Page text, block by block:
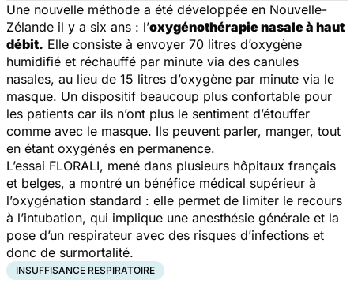
Une nouvelle méthode a été développée en Nouvelle-
Zélande il y a six ans : l’oxygénothérapie nasale à haut
débit. Elle consiste à envoyer 70 litres d’oxygène
humidifié et réchauffé par minute via des canules
nasales, au lieu de 15 litres d’oxygène par minute via le
masque. Un dispositif beaucoup plus confortable pour
les patients car ils n’ont plus le sentiment d’étouffer
comme avec le masque. Ils peuvent parler, manger, tout
en étant oxygénés en permanence.
L’essai FLORALI, mené dans plusieurs hôpitaux français
et belges, a montré un bénéfice médical supérieur à
l’oxygénation standard : elle permet de limiter le recours
à l’intubation, qui implique une anesthésie générale et la
pose d’un respirateur avec des risques d’infections et
donc de surmortalité.
INSUFFISANCE RESPIRATOIRE